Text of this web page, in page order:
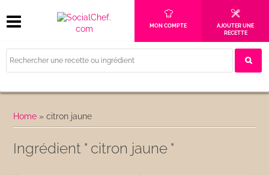
MON COMPTE
AJOUTER UNE
RECETTE
Home »citron jaune
Ingrédient " citron jaune "
Vidéo : Verrine Avocat Crevette, nage coco